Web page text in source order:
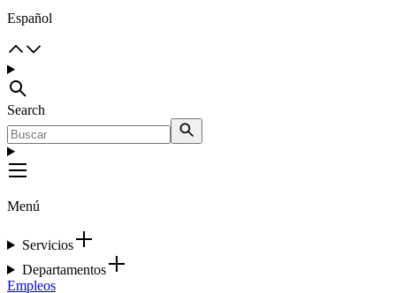
Español
Search
Menú
Servicios
Departamentos
Empleos